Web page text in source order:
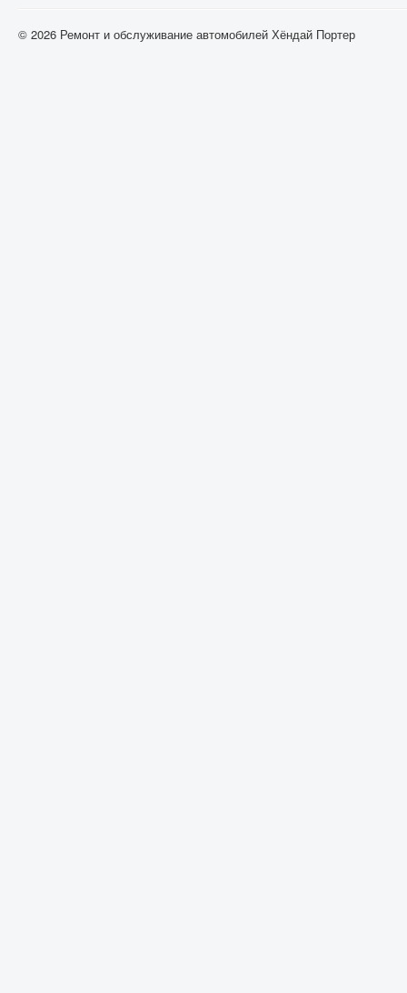
© 2026 Ремонт и обслуживание автомобилей Хёндай Портер